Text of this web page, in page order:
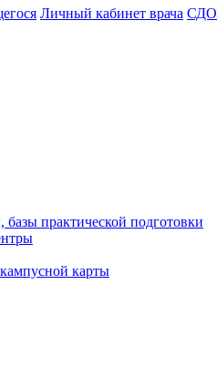
Личный кабинет врача СДО
практической подготовки
карты